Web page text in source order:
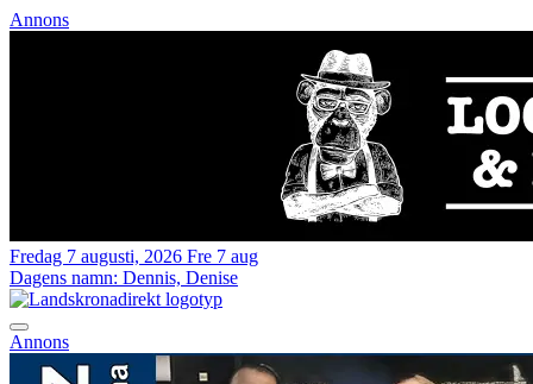
Annons
Fredag 7 augusti, 2026 Fre 7 aug
Dagens namn: Dennis, Denise
Annons